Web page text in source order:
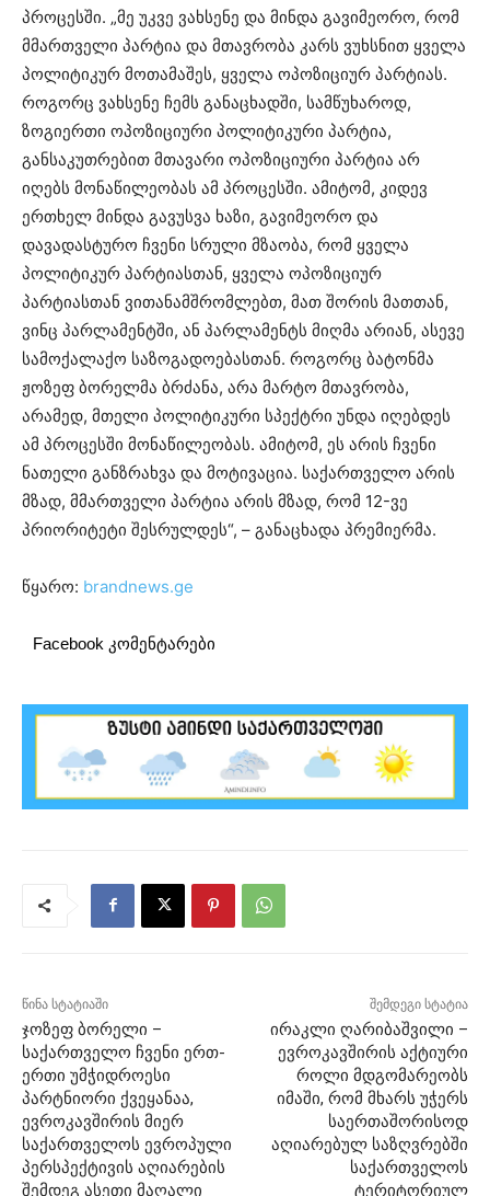
პროცესში. „მე უკვე ვახსენე და მინდა გავიმეორო, რომ
მმართველი პარტია და მთავრობა კარს ვუხსნით ყველა
პოლიტიკურ მოთამაშეს, ყველა ოპოზიციურ პარტიას.
როგორც ვახსენე ჩემს განაცხადში, სამწუხაროდ,
ზოგიერთი ოპოზიციური პოლიტიკური პარტია,
განსაკუთრებით მთავარი ოპოზიციური პარტია არ
იღებს მონაწილეობას ამ პროცესში. ამიტომ, კიდევ
ერთხელ მინდა გავუსვა ხაზი, გავიმეორო და
დავადასტურო ჩვენი სრული მზაობა, რომ ყველა
პოლიტიკურ პარტიასთან, ყველა ოპოზიციურ
პარტიასთან ვითანამშრომლებთ, მათ შორის მათთან,
ვინც პარლამენტში, ან პარლამენტს მიღმა არიან, ასევე
სამოქალაქო საზოგადოებასთან. როგორც ბატონმა
ჟოზეფ ბორელმა ბრძანა, არა მარტო მთავრობა,
არამედ, მთელი პოლიტიკური სპექტრი უნდა იღებდეს
ამ პროცესში მონაწილეობას. ამიტომ, ეს არის ჩვენი
ნათელი განზრახვა და მოტივაცია. საქართველო არის
მზად, მმართველი პარტია არის მზად, რომ 12-ვე
პრიორიტეტი შესრულდეს“, – განაცხადა პრემიერმა.
წყარო: brandnews.ge
Facebook კომენტარები
წინა სტატიაში
ჯოზეფ ბორელი –
საქართველო ჩვენი ერთ-
ერთი უმჭიდროესი
პარტნიორი ქვეყანაა,
ევროკავშირის მიერ
საქართველოს ევროპული
პერსპექტივის აღიარების
შემდეგ ასეთი მაღალი
შემდეგი სტატია
ირაკლი ღარიბაშვილი –
ევროკავშირის აქტიური
როლი მდგომარეობს
იმაში, რომ მხარს უჭერს
საერთაშორისოდ
აღიარებულ საზღვრებში
საქართველოს
ტერიტორიულ